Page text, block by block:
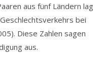
aus fünf Ländern lag
bei
Diese Zahlen sagen
aus.